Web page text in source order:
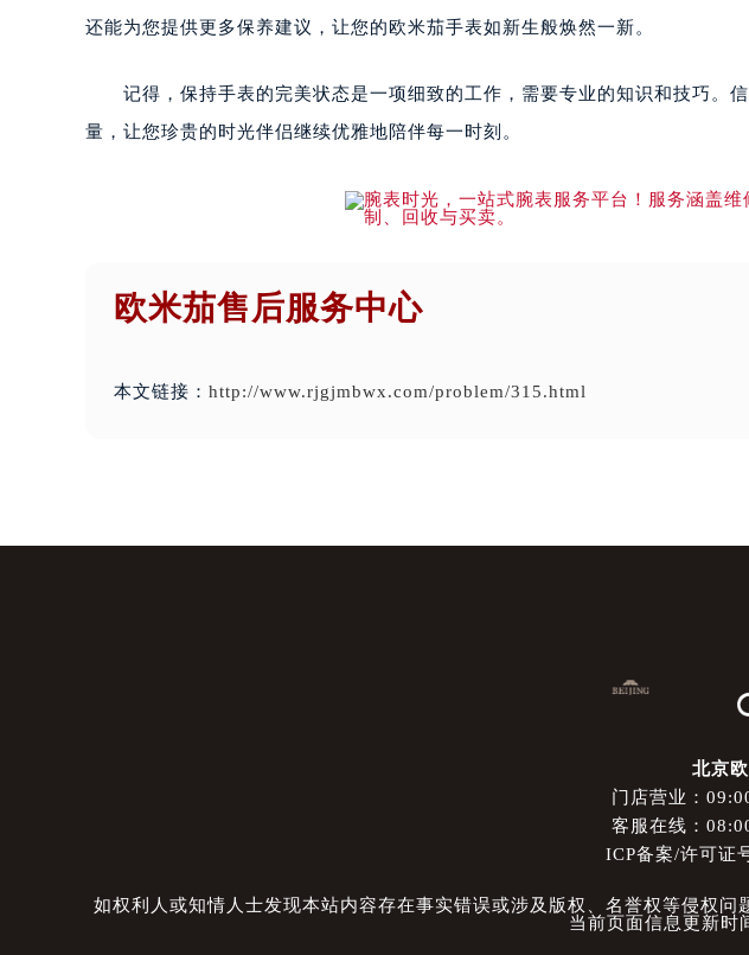
还能为您提供更多保养建议，让您的欧米茄手表如新生般焕然一新。
记得，保持手表的完美状态是一项细致的工作，需要专业的知识和技巧。信
量，让您珍贵的时光伴侣继续优雅地陪伴每一时刻。
欧米茄售后服务中心
本文链接： http://www.rjgjmbwx.com/problem/315.html
北京
门店营业：
客服在线：
ICP备案/许可证
如权利人或知情人士发现本站内容存在事实错误或涉及版权、名誉权等侵权
当前页面信息更新时